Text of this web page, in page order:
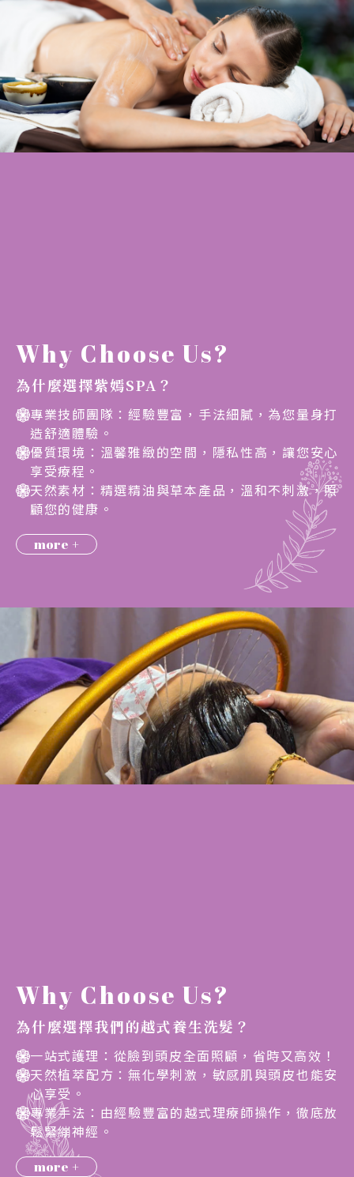
Why Choose Us?
為什麼選擇紫嫣SPA？
專業技師團隊：經驗豐富，手法細膩，為您量身打
造舒適體驗。
優質環境：溫馨雅緻的空間，隱私性高，讓您安心
享受療程。
天然素材：精選精油與草本產品，溫和不刺激，照
顧您的健康。
more +
Why Choose Us?
為什麼選擇我們的越式養生洗髮？
一站式護理：從臉到頭皮全面照顧，省時又高效！
天然植萃配方：無化學刺激，敏感肌與頭皮也能安
心享受。
專業手法：由經驗豐富的越式理療師操作，徹底放
鬆緊繃神經。
more +